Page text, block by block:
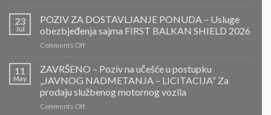
POZIV
ZA
DOSTAVLJANJE
PONUDA
Projektovanje,
izrada
montaža
Nacionalnog
23
Jul
POZIV ZA DOSTAVLJANJE PONUDA – Usluge
obezbjeđenja sajma FIRST BALKAN SHIELD 2026
Comments Offon
ZA
DOSTAVLJANJE
PONUDA
–
Usluge
11
May
ZAVRŠENO – Poziv na učešće u postupku
„JAVNOG NADMETANJA – LICITACIJA“ Za
prodaju službenog motornog vozila
Comments Offon